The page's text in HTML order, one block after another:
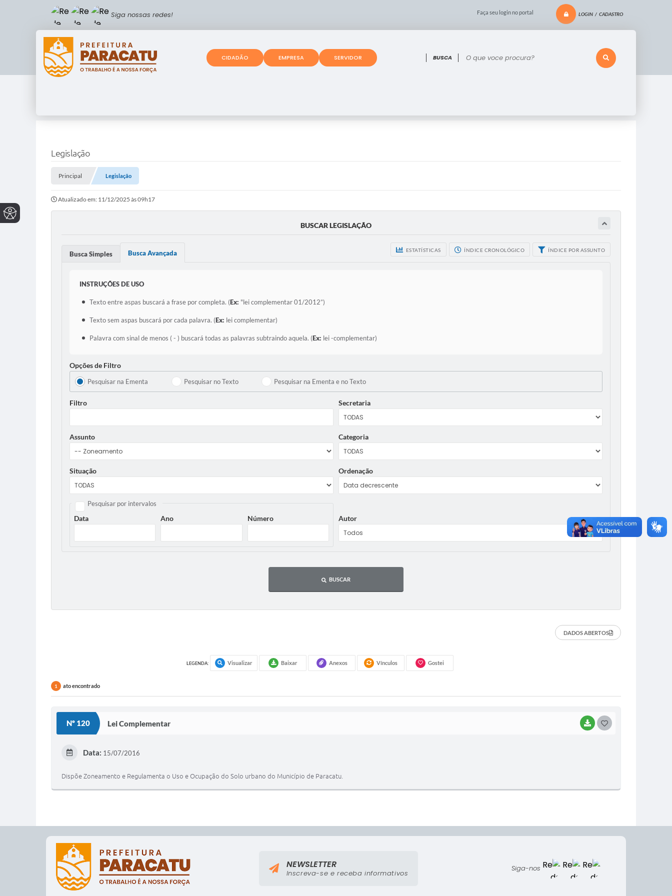
Faça seu login no portal LOGIN / CADASTRO
O que voce procura?
Siga nossas redes!
CIDADÃO EMPRESA SERVIDOR
Legislação
Principal Legislação
Atualizado em: 11/12/2025 às 09h17
BUSCAR LEGISLAÇÃO
ESTATÍSTICAS ÍNDICE CRONOLÓGICO ÍNDICE POR ASSUNTO
Busca Simples Busca Avançada
INSTRUÇÕES DE USO
Texto entre aspas buscará a frase por completa. (Ex: "lei complementar 01/2012”)
Texto sem aspas buscará por cada palavra. (Ex: lei complementar)
Palavra com sinal de menos ( - ) buscará todas as palavras subtraindo aquela. (Ex: lei -complementar)
Opções de Filtro
Pesquisar na Ementa Pesquisar no Texto Pesquisar na Ementa e no Texto
Filtro Secretaria
Assunto Categoria
Situação Ordenação
Pesquisar por intervalos
Data Ano Número Autor
BUSCAR
DADOS ABERTOS
LEGENDA: Visualizar Baixar Anexos Vínculos Gostei
1 ato encontrado
Nº 120 Lei Complementar BAIXAR
Data: 15/07/2016
Dispõe Zoneamento e Regulamenta o Uso e Ocupação do Solo urbano do Município de Paracatu.
Siga-nos
NEWSLETTER
Inscreva-se e receba informativos